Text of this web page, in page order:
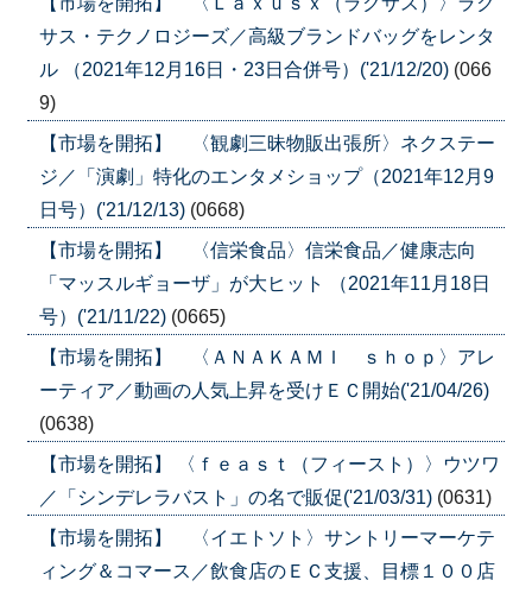
サス・テクノロジーズ／高級ブランドバッグをレンタ
ル （2021年12月16日・23日合併号）('21/12/20) (066
9)
【市場を開拓】 〈観劇三昧物販出張所〉ネクステー
ジ／「演劇」特化のエンタメショップ（2021年12月9
日号）('21/12/13) (0668)
【市場を開拓】 〈信栄食品〉信栄食品／健康志向
「マッスルギョーザ」が大ヒット （2021年11月18日
号）('21/11/22) (0665)
【市場を開拓】 〈ＡＮＡＫＡＭＩ ｓｈｏｐ〉アレ
ーティア／動画の人気上昇を受けＥＣ開始('21/04/26)
(0638)
【市場を開拓】 〈ｆｅａｓｔ（フィースト）〉ウツワ
／「シンデレラバスト」の名で販促('21/03/31) (0631)
【市場を開拓】 〈イエトソト〉サントリーマーケテ
ィング＆コマース／飲食店のＥＣ支援、目標１００店